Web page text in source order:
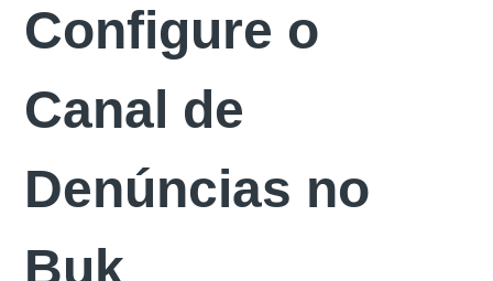
Configure o
Canal de
Denúncias no
Buk